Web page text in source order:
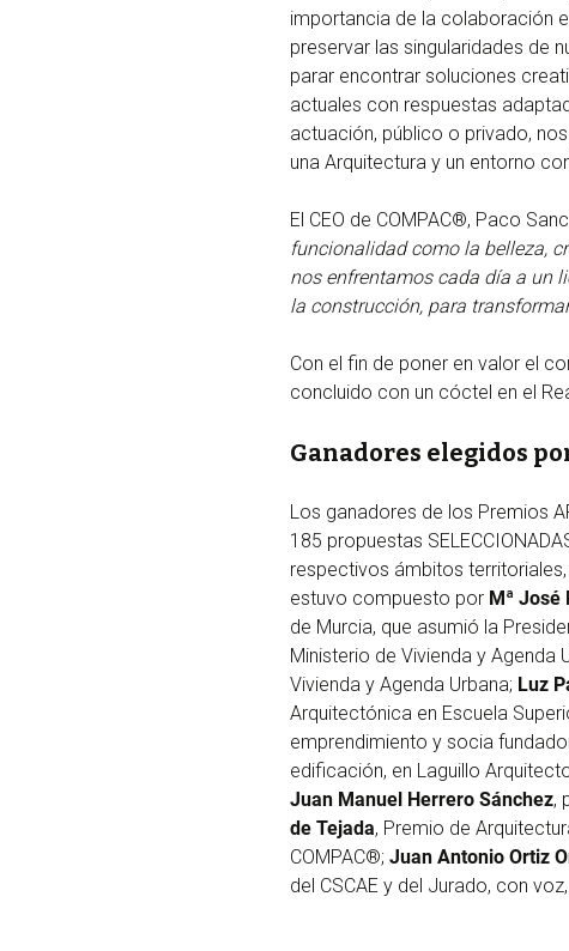
importancia de la colaboración
preservar las singularidades de
parar encontrar soluciones
actuales con respuestas
actuación, público o privado,
una Arquitectura y un entorno
El CEO de COMPAC®, Paco
funcionalidad como la belleza,
nos enfrentamos cada día a un
la construcción, para
Con el fin de poner en valor el
concluido con un cóctel en el
Ganadores elegidos
Los ganadores de los Premios
185 propuestas
respectivos ámbitos
estuvo compuesto por Mª José
de Murcia, que asumió la
Ministerio de Vivienda y Agenda
Vivienda y Agenda Urbana; Luz
Arquitectónica en Escuela
emprendimiento y socia
edificación, en Laguillo
Juan Manuel Herrero Sánchez,
de Tejada, Premio de
COMPAC®; Juan Antonio Ortiz
del CSCAE y del Jurado, con